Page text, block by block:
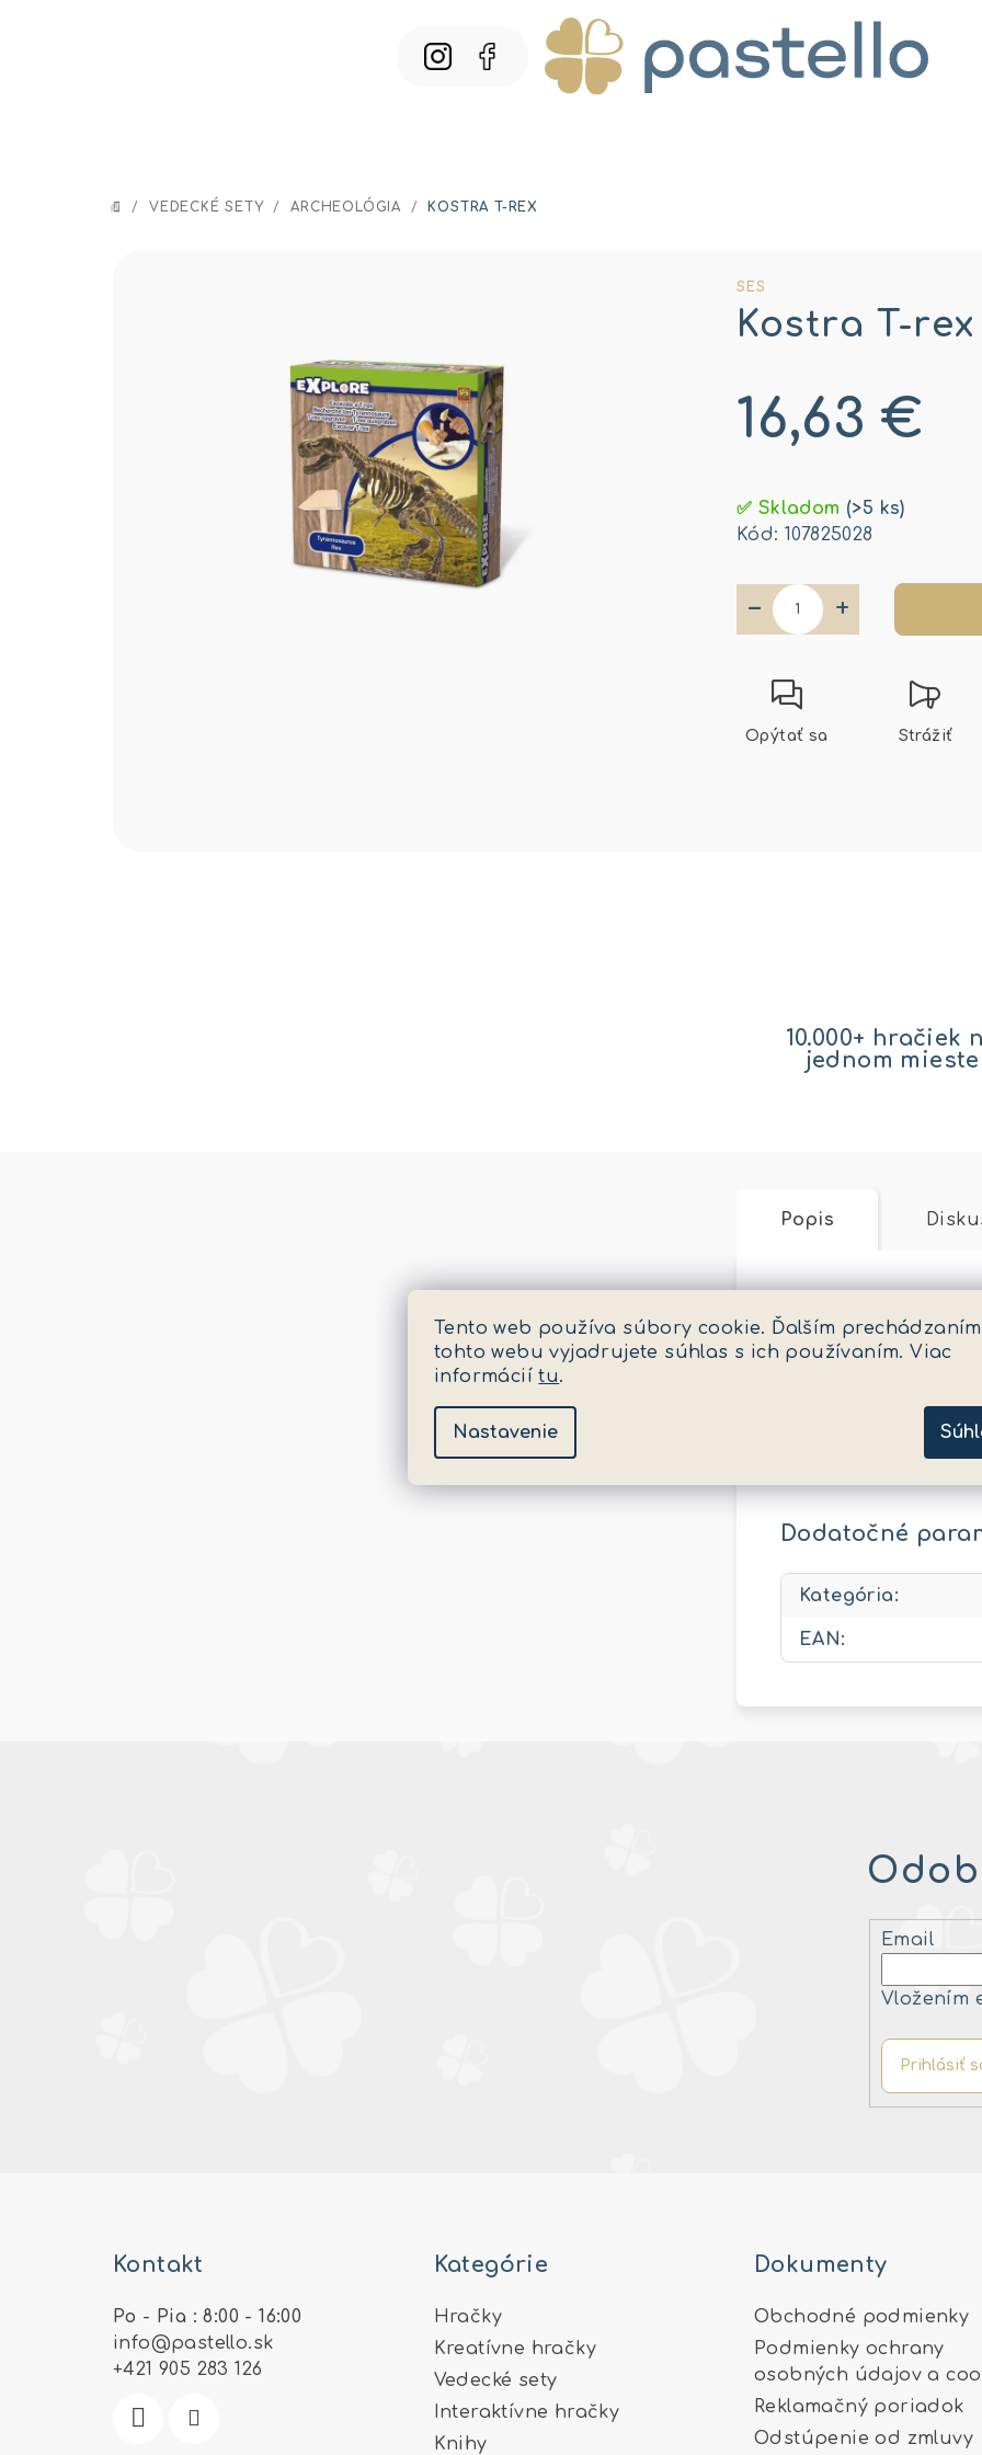
Tento web používa súbory cookie. Ďalším prechádzaním
tohto webu vyjadrujete súhlas s ich používaním. Viac
informáciítu.
Nastavenie
DOMOV
/ VEDECKÉ SETY / ARCHEOLÓGIA / KOSTRA T-REX
SES
Kostra T-rex
16,63 €
cena:
✅ Skladom (>5 ks)
Kód: 107825028
+
−
Opýtať sa Strážiť
10.000+ hračiek
jednom mieste
Popis
Zajímáte se o
kladívka a dláta
kostru T-Rex
manuální zručnost.
Dodatočné
Kategória:
EAN:
Email
Vložením
Prihlásiť
Kontakt
Po - Pia : 8:00 - 16:00
info@pastello.sk
+421 905 283 126
Kategórie
Hračky
Kreatívne hračky
Vedecké sety
Interaktívne hračky
Knihy
Dokumenty
Obchodné podmienky
Podmienky ochrany
osobných údajov a
Reklamačný poriadok
Odstúpenie od zmluvy